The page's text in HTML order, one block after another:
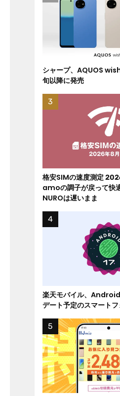
シャープ、AQUOS
旬以降に発売
格安SIMの速度測定
amoの調子が戻って快
NUROは遅いまま
楽天モバイル、
デート予定のスマート